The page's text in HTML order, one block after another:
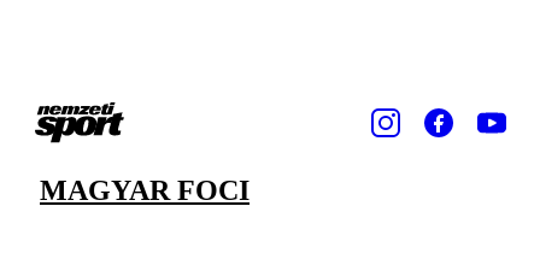
MAGYAR FOCI